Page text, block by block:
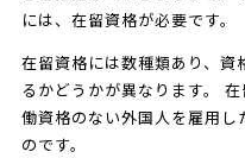
には、在留資格が必要です。
在留資格には数種類あり、資
るかどうかが異なります。
働資格のない外国人を雇用し
のです。